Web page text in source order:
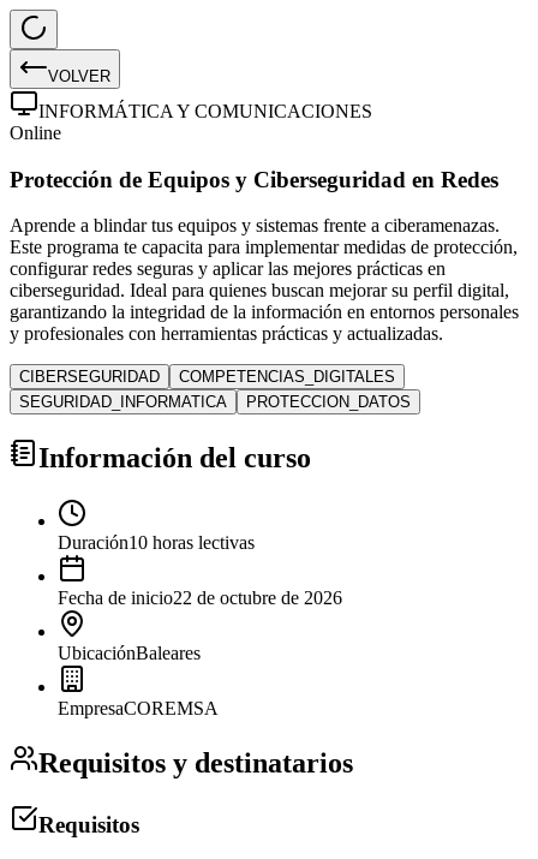
VOLVER
INFORMÁTICA Y COMUNICACIONES
Online
Protección de Equipos y Ciberseguridad en Redes
Aprende a blindar tus equipos y sistemas frente a ciberamenazas.
Este programa te capacita para implementar medidas de protección,
configurar redes seguras y aplicar las mejores prácticas en
ciberseguridad. Ideal para quienes buscan mejorar su perfil digital,
garantizando la integridad de la información en entornos personales
y profesionales con herramientas prácticas y actualizadas.
CIBERSEGURIDAD
COMPETENCIAS_DIGITALES
SEGURIDAD_INFORMATICA
PROTECCION_DATOS
Información del curso
Duración10 horas lectivas
Fecha de inicio22 de octubre de 2026
UbicaciónBaleares
EmpresaCOREMSA
Requisitos y destinatarios
Requisitos